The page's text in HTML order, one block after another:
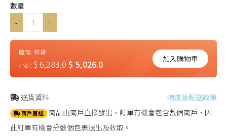
數量
-
+
庫存: 有貨
小計: $ 6,283.0$ 5,026.0 加入購物車
送貨資料 物流及配送政策
商戶直送 商品由商戶直接發出，訂單有機會包含數個商戶，因
此訂單有機會分數個包裹送出及收取。